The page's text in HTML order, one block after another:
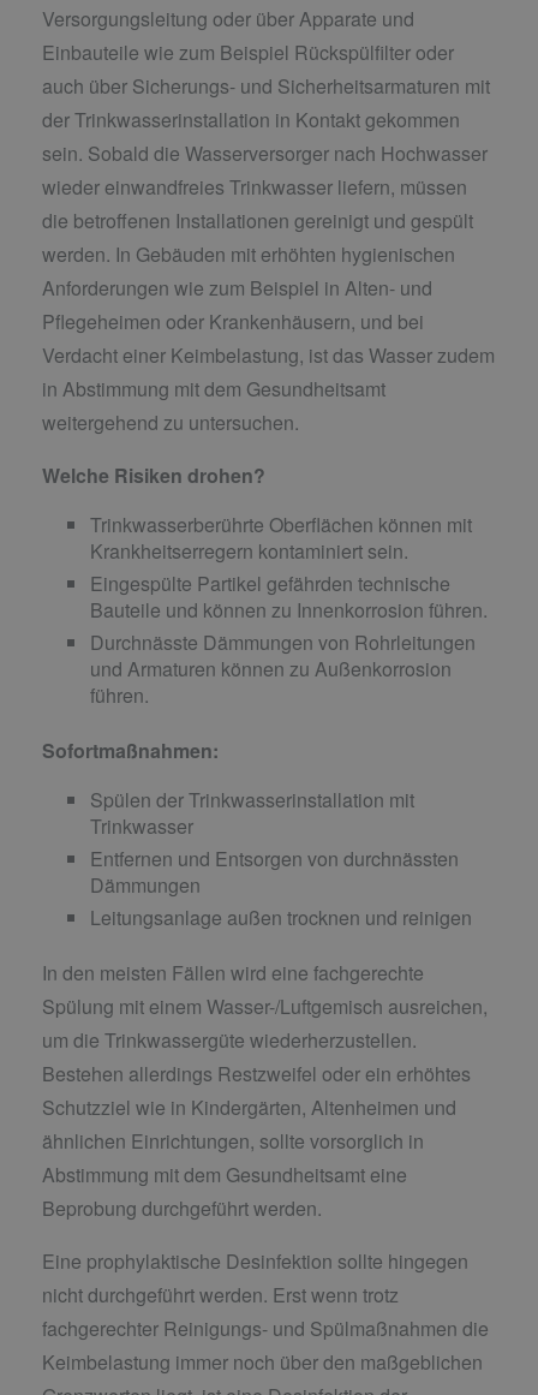
Versorgungsleitung oder über Apparate und
Einbauteile wie zum Beispiel Rückspülfilter oder
auch über Sicherungs- und Sicherheitsarmaturen mit
der Trinkwasserinstallation in Kontakt gekommen
sein. Sobald die Wasserversorger nach Hochwasser
wieder einwandfreies Trinkwasser liefern, müssen
die betroffenen Installationen gereinigt und gespült
werden. In Gebäuden mit erhöhten hygienischen
Anforderungen wie zum Beispiel in Alten- und
Pflegeheimen oder Krankenhäusern, und bei
Verdacht einer Keimbelastung, ist das Wasser zudem
in Abstimmung mit dem Gesundheitsamt
weitergehend zu untersuchen.
Welche Risiken drohen?
Trinkwasserberührte Oberflächen können mit
Krankheitserregern kontaminiert sein.
Eingespülte Partikel gefährden technische
Bauteile und können zu Innenkorrosion führen.
Durchnässte Dämmungen von Rohrleitungen
und Armaturen können zu Außenkorrosion
führen.
Sofortmaßnahmen:
Spülen der Trinkwasserinstallation mit
Trinkwasser
Entfernen und Entsorgen von durchnässten
Dämmungen
Leitungsanlage außen trocknen und reinigen
In den meisten Fällen wird eine fachgerechte
Spülung mit einem Wasser-/Luftgemisch ausreichen,
um die Trinkwassergüte wiederherzustellen.
Bestehen allerdings Restzweifel oder ein erhöhtes
Schutzziel wie in Kindergärten, Altenheimen und
ähnlichen Einrichtungen, sollte vorsorglich in
Abstimmung mit dem Gesundheitsamt eine
Beprobung durchgeführt werden.
Eine prophylaktische Desinfektion sollte hingegen
nicht durchgeführt werden. Erst wenn trotz
fachgerechter Reinigungs- und Spülmaßnahmen die
Keimbelastung immer noch über den maßgeblichen